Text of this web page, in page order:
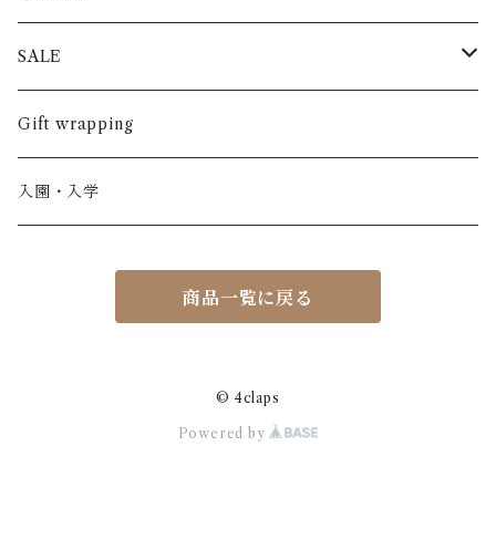
半袖
長ズボン
半ズボン
スカート
ワンピース
カーディガン / 羽織もの
BABE & TESS
BOBOCHOSES
BONHEUR DU JOUR
リネン( 麻 )
ウール
アルパカ
France / フランス
Italy / イタリア
NY / ニューヨーク
Spain / スペイン
SALE
男の子
女の子
くつ・帽子・Bag
Gift wrapping
入園・入学
商品一覧に戻る
© 4claps
Powered by